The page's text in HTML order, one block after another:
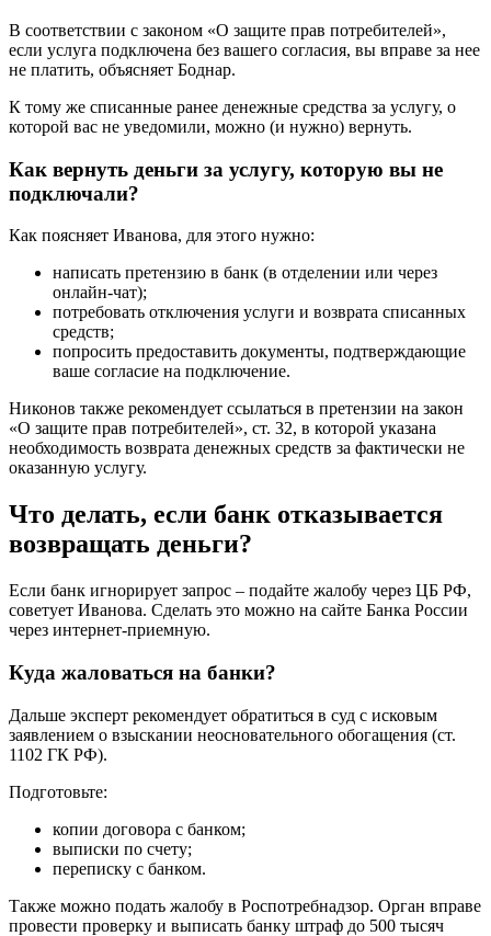
В соответствии с законом «О защите прав потребителей»,
если услуга подключена без вашего согласия, вы вправе за нее
не платить, объясняет Боднар.
К тому же списанные ранее денежные средства за услугу, о
которой вас не уведомили, можно (и нужно) вернуть.
Как вернуть деньги за услугу, которую вы не
подключали?
Как поясняет Иванова, для этого нужно:
написать претензию в банк (в отделении или через
онлайн-чат);
потребовать отключения услуги и возврата списанных
средств;
попросить предоставить документы, подтверждающие
ваше согласие на подключение.
Никонов также рекомендует ссылаться в претензии на закон
«О защите прав потребителей», ст. 32, в которой указана
необходимость возврата денежных средств за фактически не
оказанную услугу.
Что делать, если банк отказывается
возвращать деньги?
Если банк игнорирует запрос – подайте жалобу через ЦБ РФ,
советует Иванова. Сделать это можно на сайте Банка России
через интернет-приемную.
Куда жаловаться на банки?
Дальше эксперт рекомендует обратиться в суд с исковым
заявлением о взыскании неосновательного обогащения (ст.
1102 ГК РФ).
Подготовьте:
копии договора с банком;
выписки по счету;
переписку с банком.
Также можно подать жалобу в Роспотребнадзор. Орган вправе
провести проверку и выписать банку штраф до 500 тысяч